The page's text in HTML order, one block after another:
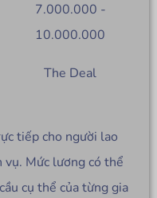
7.000.000 -
10.000.000
The Deal
tiếp cho người lao
vụ. Mức lương có thể
cụ thể của từng gia